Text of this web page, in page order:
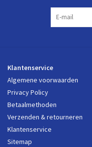
Klantenservice
Algemene voorwaarden
Privacy Policy
Betaalmethoden
Verzenden & retourneren
Klantenservice
Sitemap